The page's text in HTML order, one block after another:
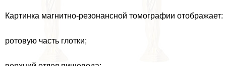
Картинка магнитно-резонансной томографии отображает:
ротовую часть глотки;